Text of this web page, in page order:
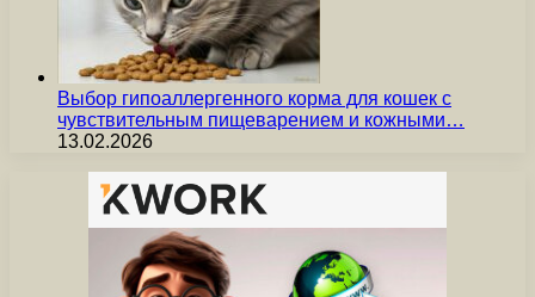
Выбор гипоаллергенного корма для кошек с
чувствительным пищеварением и кожными…
13.02.2026